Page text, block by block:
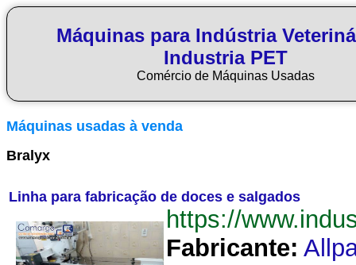
Máquinas para Indústria
Industria PET
Comércio de Máquinas Usadas
Máquinas usadas à venda
Bralyx
Linha para fabricação de doces e salgados
https://
Fabricante: